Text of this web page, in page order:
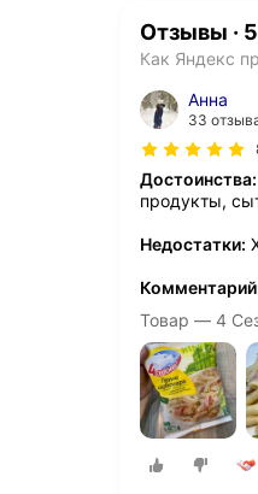
Отзывы · 5
Как Яндекс
Анна
33
Достоинства:
продукты,
Недостатки:
Товар — 4